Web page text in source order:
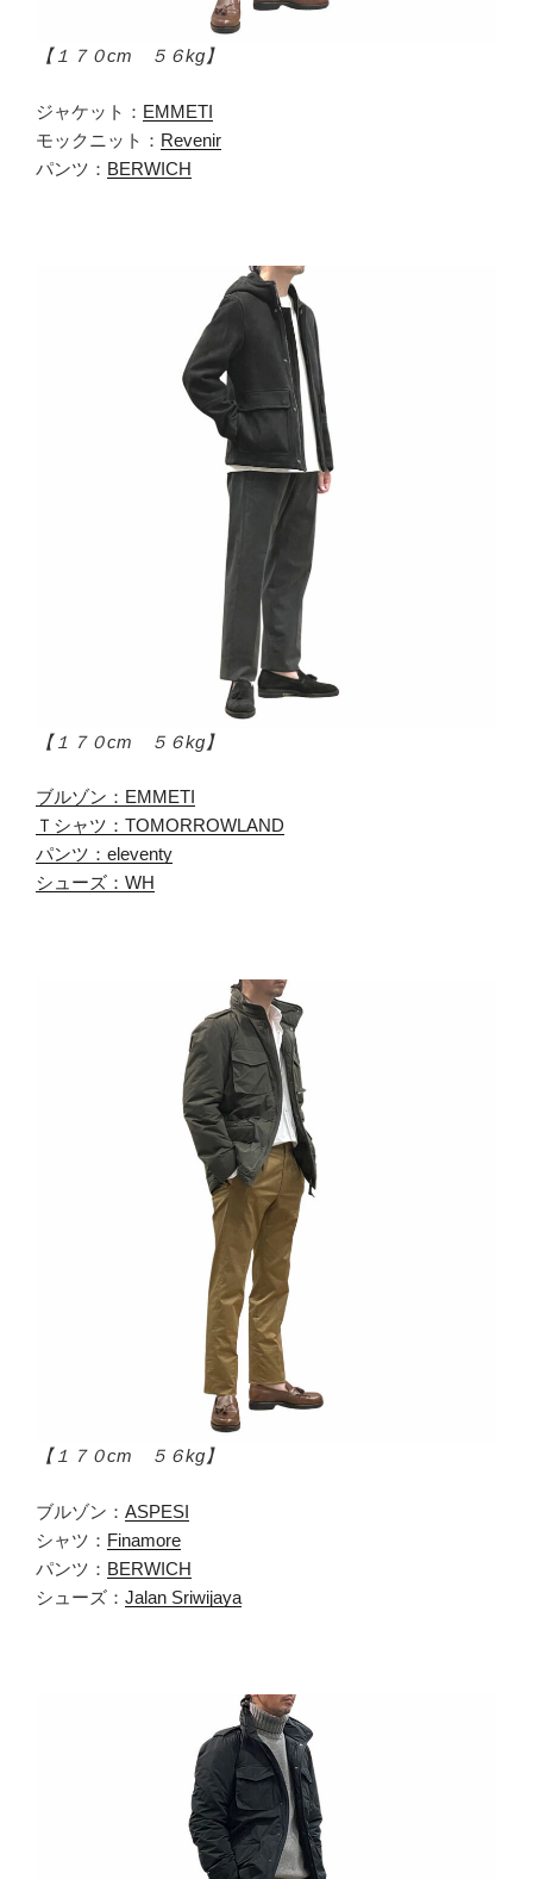
【１７０cm ５６kg】
ジャケット： EMMETI
モックニット： Revenir
パンツ： BERWICH
【１７０cm ５６kg】
ブルゾン：EMMETI
Ｔシャツ：TOMORROWLAND
パンツ：eleventy
シューズ：WH
【１７０cm ５６kg】
ブルゾン： ASPESI
シャツ： Finamore
パンツ： BERWICH
シューズ： Jalan Sriwijaya